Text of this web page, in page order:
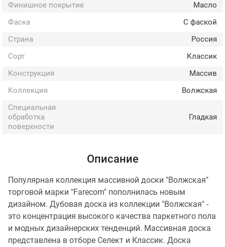
Финишное покрытие
Масло
Фаска
С фаской
Страна
Россия
Сорт
Классик
Конструкция
Массив
Коллекция
Волжская
Специальная
обработка
поверхности
Гладкая
Описание
Популярная коллекция массивной доски "Волжская"
торговой марки "Farecom" пополнилась новым
дизайном. Дубовая доска из коллекции "Волжская" -
это концентрация высокого качества паркетного пола
и модных дизайнерских тенденций. Массивная доска
представлена в отборе Селект и Классик. Доска